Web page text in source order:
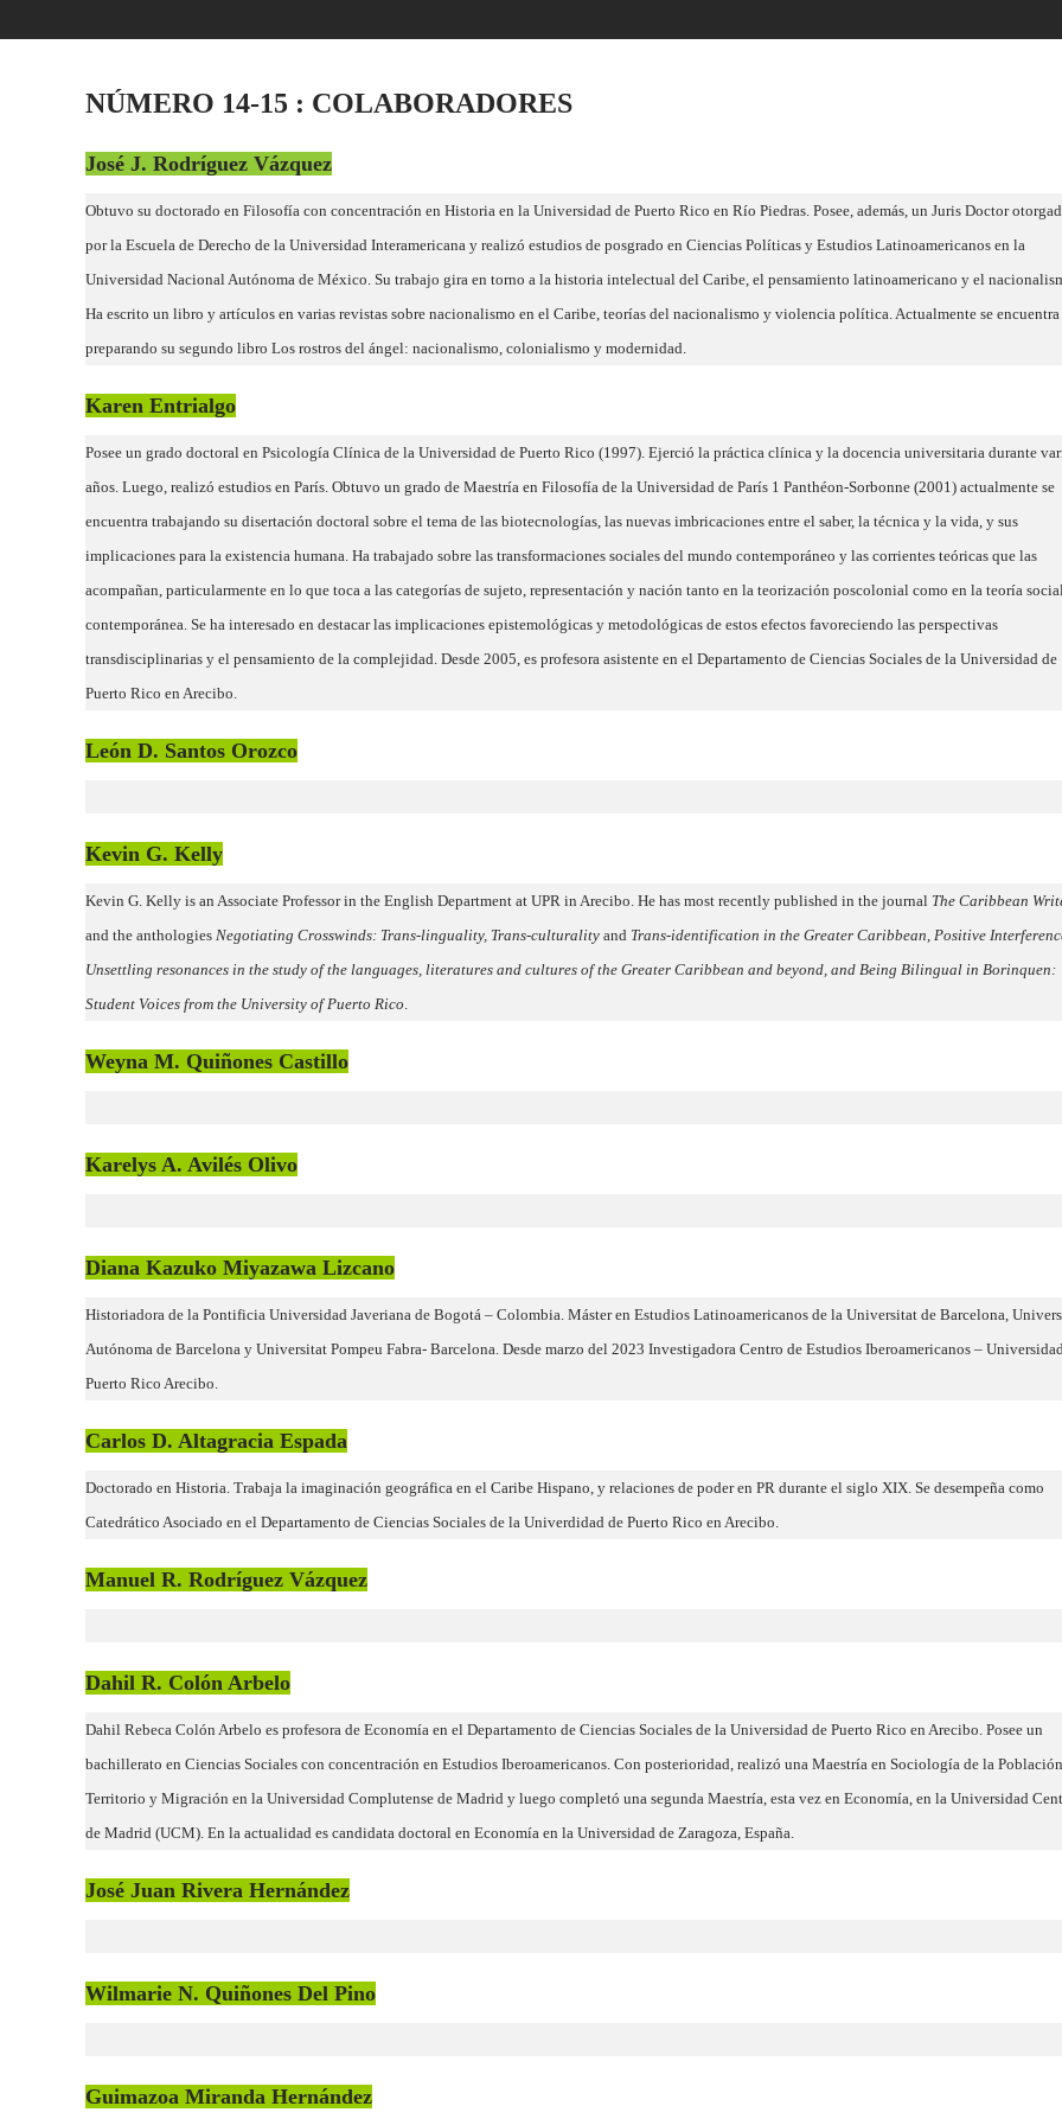
NÚMERO 14-15 : COLABORADORES
José J. Rodríguez Vázquez
Obtuvo su doctorado en Filosofía con concentración en Historia en la Universidad de Puerto Rico en Río Piedras. Posee, además, un Juris Doctor
por la Escuela de Derecho de la Universidad Interamericana y realizó estudios de posgrado en Ciencias Políticas y Estudios Latinoamericanos en la
Universidad Nacional Autónoma de México. Su trabajo gira en torno a la historia intelectual del Caribe, el pensamiento latinoamericano y el
Ha escrito un libro y artículos en varias revistas sobre nacionalismo en el Caribe, teorías del nacionalismo y violencia política. Actualmente se encuentra
preparando su segundo libro Los rostros del ángel: nacionalismo, colonialismo y modernidad.
Karen Entrialgo
Posee un grado doctoral en Psicología Clínica de la Universidad de Puerto Rico (1997). Ejerció la práctica clínica y la docencia universitaria durante
años. Luego, realizó estudios en París. Obtuvo un grado de Maestría en Filosofía de la Universidad de París 1 Panthéon-Sorbonne (2001) actualmente se
encuentra trabajando su disertación doctoral sobre el tema de las biotecnologías, las nuevas imbricaciones entre el saber, la técnica y la vida, y sus
implicaciones para la existencia humana. Ha trabajado sobre las transformaciones sociales del mundo contemporáneo y las corrientes teóricas que las
acompañan, particularmente en lo que toca a las categorías de sujeto, representación y nación tanto en la teorización poscolonial como en la teoría
contemporánea. Se ha interesado en destacar las implicaciones epistemológicas y metodológicas de estos efectos favoreciendo las perspectivas
transdisciplinarias y el pensamiento de la complejidad. Desde 2005, es profesora asistente en el Departamento de Ciencias Sociales de la Universidad de
Puerto Rico en Arecibo.
León D. Santos Orozco
Kevin G. Kelly
Kevin G. Kelly is an Associate Professor in the English Department at UPR in Arecibo. He has most recently published in the journal The Caribbean
and the anthologies Negotiating Crosswinds: Trans-linguality, Trans-culturality and Trans-identification in the Greater Caribbean, Positive
Unsettling resonances in the study of the languages, literatures and cultures of the Greater Caribbean and beyond, and Being Bilingual in Borinquen:
Student Voices from the University of Puerto Rico.
Weyna M. Quiñones Castillo
Karelys A. Avilés Olivo
Diana Kazuko Miyazawa Lizcano
Historiadora de la Pontificia Universidad Javeriana de Bogotá – Colombia. Máster en Estudios Latinoamericanos de la Universitat de Barcelona,
Autónoma de Barcelona y Universitat Pompeu Fabra- Barcelona. Desde marzo del 2023 Investigadora Centro de Estudios Iberoamericanos –
Puerto Rico Arecibo.
Carlos D. Altagracia Espada
Doctorado en Historia. Trabaja la imaginación geográfica en el Caribe Hispano, y relaciones de poder en PR durante el siglo XIX. Se desempeña como
Catedrático Asociado en el Departamento de Ciencias Sociales de la Univerdidad de Puerto Rico en Arecibo.
Manuel R. Rodríguez Vázquez
Dahil R. Colón Arbelo
Dahil Rebeca Colón Arbelo es profesora de Economía en el Departamento de Ciencias Sociales de la Universidad de Puerto Rico en Arecibo. Posee un
bachillerato en Ciencias Sociales con concentración en Estudios Iberoamericanos. Con posterioridad, realizó una Maestría en Sociología de la
Territorio y Migración en la Universidad Complutense de Madrid y luego completó una segunda Maestría, esta vez en Economía, en la Universidad
de Madrid (UCM). En la actualidad es candidata doctoral en Economía en la Universidad de Zaragoza, España.
José Juan Rivera Hernández
Wilmarie N. Quiñones Del Pino
Guimazoa Miranda Hernández